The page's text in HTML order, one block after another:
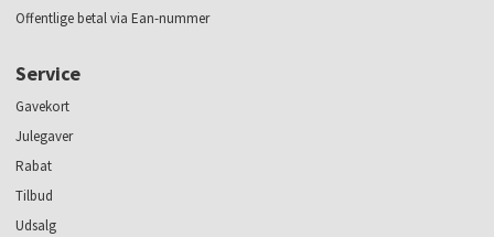
Offentlige betal via Ean-nummer
Service
Gavekort
Julegaver
Rabat
Tilbud
Udsalg